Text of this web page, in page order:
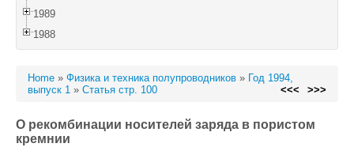
1989
1988
Home » Физика и техника полупроводников » Год 1994,
выпуск 1 » Статья стр. 100 <<< >>>
О рекомбинации носителей заряда в пористом
кремнии